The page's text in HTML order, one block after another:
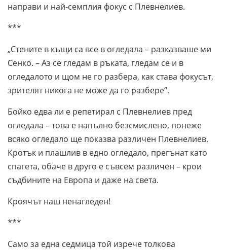
направи и най-семплия фокус с Плевнелиев.
***
„Стените в къщи са все в огледала – разказваше ми
Сенко. – Аз се гледам в ръката, гледам се и в
огледалото и щом не го разбера, как става фокусът,
зрителят никога не може да го разбере“.
Бойко едва ли е репетирал с Плевнелиев пред
огледала – това е напълно безсмислено, понеже
всяко огледало ще показва различен Плевнелиев.
Кротък и плашлив в едно огледало, прегънат като
спагета, обаче в друго е съвсем различен – крои
съдбините на Европа и даже на света.
Кроячът наш ненагледен!
***
Само за една седмица той изрече толкова